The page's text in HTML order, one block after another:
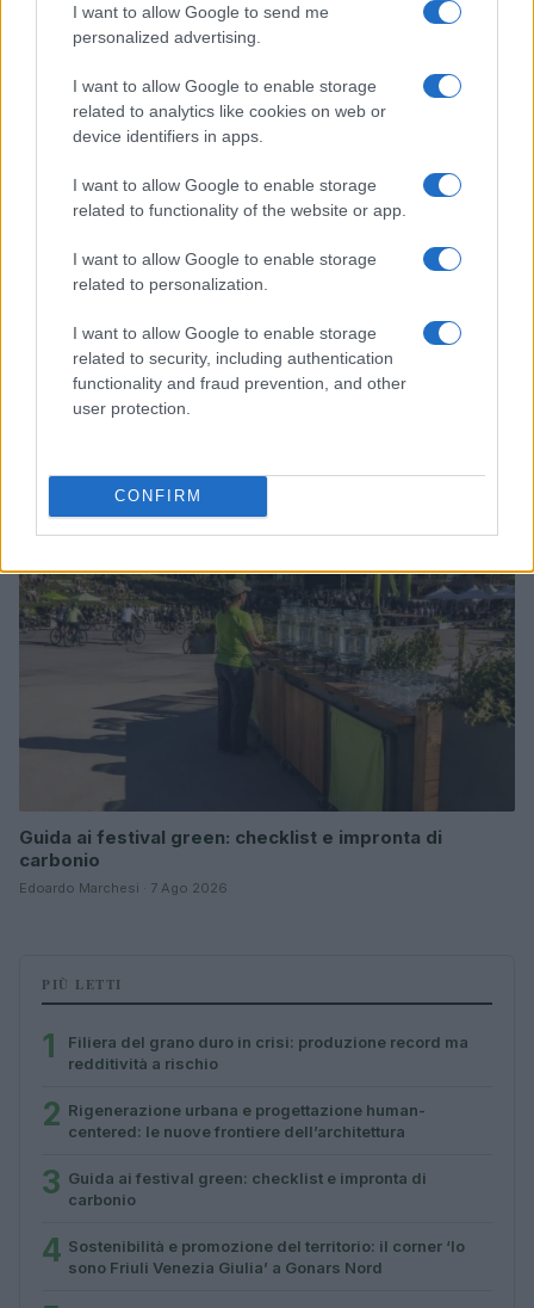
I want to allow Google to send me
personalized advertising.
I want to allow Google to enable storage
related to analytics like cookies on web or
device identifiers in apps.
I want to allow Google to enable storage
related to functionality of the website or app.
I want to allow Google to enable storage
related to personalization.
I want to allow Google to enable storage
related to security, including authentication
functionality and fraud prevention, and other
user protection.
CONFIRM
Andrea Innocenti · 7 Ago 2026
Rigenerazione urbana e progettazione human-
centered: le nuove frontiere dell’architettura
SOSTENIBILITÀ
Guida ai festival green: checklist e impronta di
carbonio
Edoardo Marchesi · 7 Ago 2026
PIÙ LETTI
1
Filiera del grano duro in crisi: produzione record ma
redditività a rischio
2 Rigenerazione urbana e progettazione human-
centered: le nuove frontiere dell’architettura
3 Guida ai festival green: checklist e impronta di
carbonio
4 Sostenibilità e promozione del territorio: il corner ‘Io
sono Friuli Venezia Giulia’ a Gonars Nord